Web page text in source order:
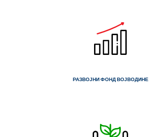
РАЗВОЈНИ ФОНД ВОЈВОДИНЕ